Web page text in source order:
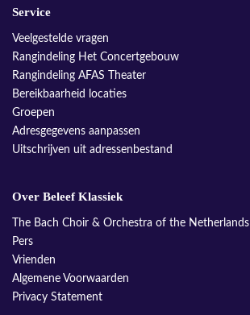
Service
Veelgestelde vragen
Rangindeling Het Concertgebouw
Rangindeling AFAS Theater
Bereikbaarheid locaties
Groepen
Adresgegevens aanpassen
Uitschrijven uit adressenbestand
Over Beleef Klassiek
The Bach Choir & Orchestra of the Netherlands
Pers
Vrienden
Algemene Voorwaarden
Privacy Statement